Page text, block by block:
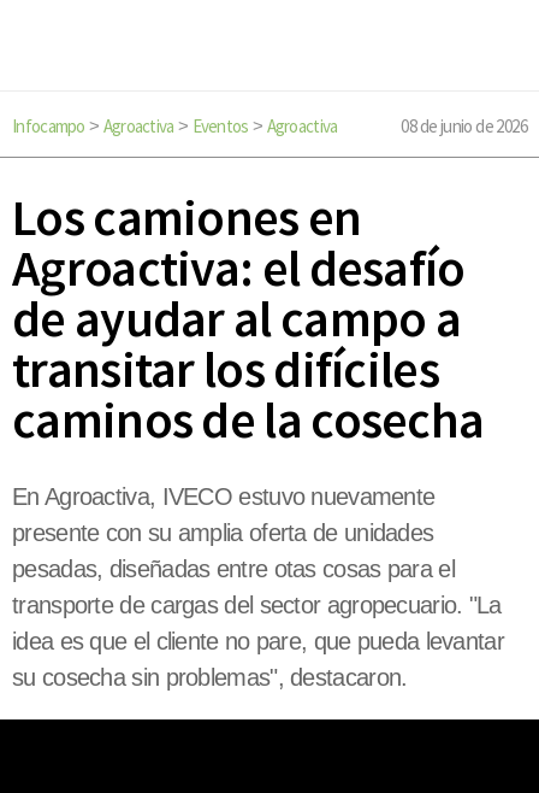
Infocampo > Agroactiva > Eventos > Agroactiva 08 de junio de 2026
Los camiones en
Agroactiva: el desafío
de ayudar al campo a
transitar los difíciles
caminos de la cosecha
En Agroactiva, IVECO estuvo nuevamente
presente con su amplia oferta de unidades
pesadas, diseñadas entre otas cosas para el
transporte de cargas del sector agropecuario. "La
idea es que el cliente no pare, que pueda levantar
su cosecha sin problemas", destacaron.